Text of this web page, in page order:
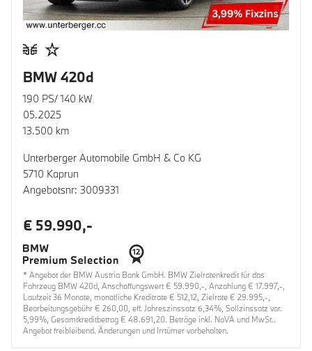
BMW 420d
190 PS/ 140 kW
05.2025
13.500 km
Unterberger Automobile GmbH & Co KG
5710 Kaprun
Angebotsnr: 3009331
€ 59.990,-
* Angebot der BMW Austria Bank GmbH. BMW Zielratenkredit für das
Fahrzeug BMW 420d, Anschaffungswert € 59.990,-, Anzahlung € 17.997,-,
Laufzeit 36 Monate, monatliche Kreditrate € 512,12, Zielrate € 29.995,-,
Bearbeitungsgebühr € 260,00, eff. Jahreszinssatz 6,34%, Sollzinssatz var.
5,99%, Gesamtkreditbetrag € 48.691,20. Beträge inkl. NoVA und MwSt..
Angebot freibleibend. Änderungen und Irrtümer vorbehalten.